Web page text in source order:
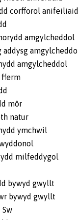
corfforol anifeiliaid
amgylcheddol
addysg amgylcheddol
amgylcheddol
fferm
môr
natur
ymchwil
milfeddygol
bywyd gwyllt
bywyd gwyllt
Sw